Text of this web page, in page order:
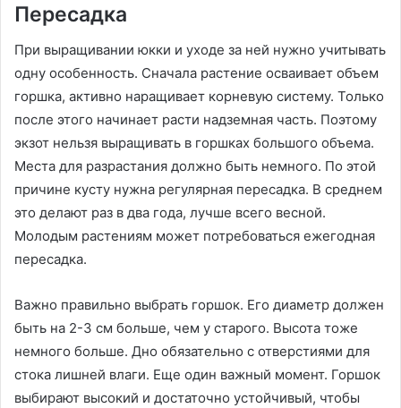
Пересадка
При выращивании юкки и уходе за ней нужно учитывать
одну особенность. Сначала растение осваивает объем
горшка, активно наращивает корневую систему. Только
после этого начинает расти надземная часть. Поэтому
экзот нельзя выращивать в горшках большого объема.
Места для разрастания должно быть немного. По этой
причине кусту нужна регулярная пересадка. В среднем
это делают раз в два года, лучше всего весной.
Молодым растениям может потребоваться ежегодная
пересадка.
Важно правильно выбрать горшок. Его диаметр должен
быть на 2-3 см больше, чем у старого. Высота тоже
немного больше. Дно обязательно с отверстиями для
стока лишней влаги. Еще один важный момент. Горшок
выбирают высокий и достаточно устойчивый, чтобы